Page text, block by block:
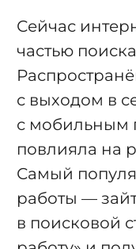
Сейчас
частью
с выходом в
с мобильным
повлияла на
Самый
работы —
в поисковой